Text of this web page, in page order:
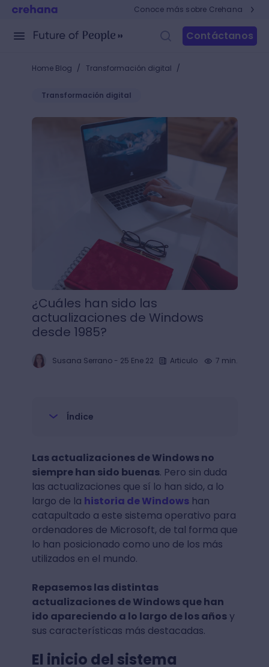
Conoce más sobre Crehana
Contáctanos
Home Blog / Transformación digital /
Transformación digital
¿Cuáles han sido las actualizaciones de Windows
¿Cuáles han sido las
actualizaciones de Windows
desde 1985?
Susana Serrano- 25 Ene 22 Articulo 7 min.
Índice
Las actualizaciones de Windows no
siempre han sido buenas. Pero sin duda
las actualizaciones que sí lo han sido, a lo
largo de la historia de Windowshan
catapultado a este sistema operativo para
ordenadores de Microsoft, de tal forma que
lo han posicionado como uno de los más
utilizados en el mundo.
Repasemos las distintas
actualizaciones de Windows que han
ido apareciendo a lo largo de los añosy
sus características más destacadas.
El inicio del sistema